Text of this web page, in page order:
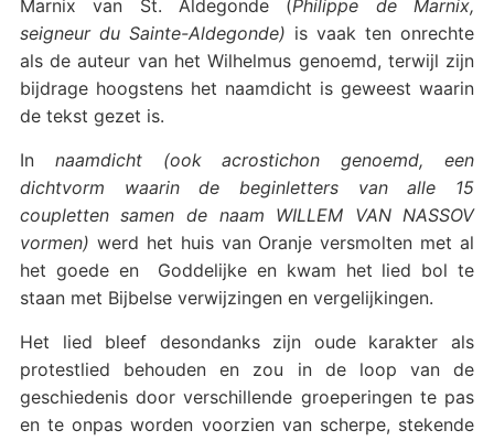
Marnix van St. Aldegonde (Philippe de Marnix,
seigneur du Sainte-Aldegonde) is vaak ten onrechte
als de auteur van het Wilhelmus genoemd, terwijl zijn
bijdrage hoogstens het naamdicht is geweest waarin
de tekst gezet is.
In naamdicht
(ook acrostichon genoemd, een
dichtvorm waarin de beginletters van alle 15
coupletten samen de naam WILLEM VAN NASSOV
vormen) werd het huis van Oranje versmolten met al
het goede en Goddelijke en kwam het lied bol te
staan met Bijbelse verwijzingen en vergelijkingen.
Het lied bleef desondanks zijn oude karakter als
protestlied behouden en zou in de loop van de
geschiedenis door verschillende groeperingen te pas
en te onpas worden voorzien van scherpe, stekende